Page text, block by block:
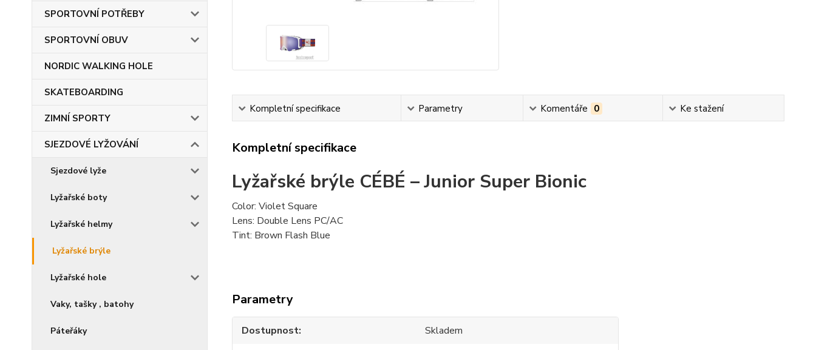
SPORTOVNÍ POTŘEBY
SPORTOVNÍ OBUV
NORDIC WALKING HOLE
SKATEBOARDING
ZIMNÍ SPORTY
SJEZDOVÉ LYŽOVÁNÍ
Sjezdové lyže
Lyžařské boty
Lyžařské helmy
Lyžařské brýle
Lyžařské hole
Vaky, tašky , batohy
Páteřáky
Kompletní specifikace Parametry Komentáře 0 Ke stažení
Kompletní specifikace
Lyžařské brýle CÉBÉ – Junior Super Bionic
Color: Violet Square
Lens: Double Lens PC/AC
Tint: Brown Flash Blue
Parametry
Dostupnost
Skladem